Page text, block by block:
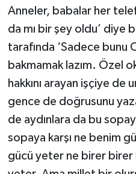
Anneler, babalar her
da mı bir şey oldu’ diye
tarafında ‘Sadece bunu
bakmamak lazım. Özel
hakkını arayan işçiye de
gence de doğrusunu
de aydınlara da bu
sopaya karşı ne benim
gücü yeter ne birer birer